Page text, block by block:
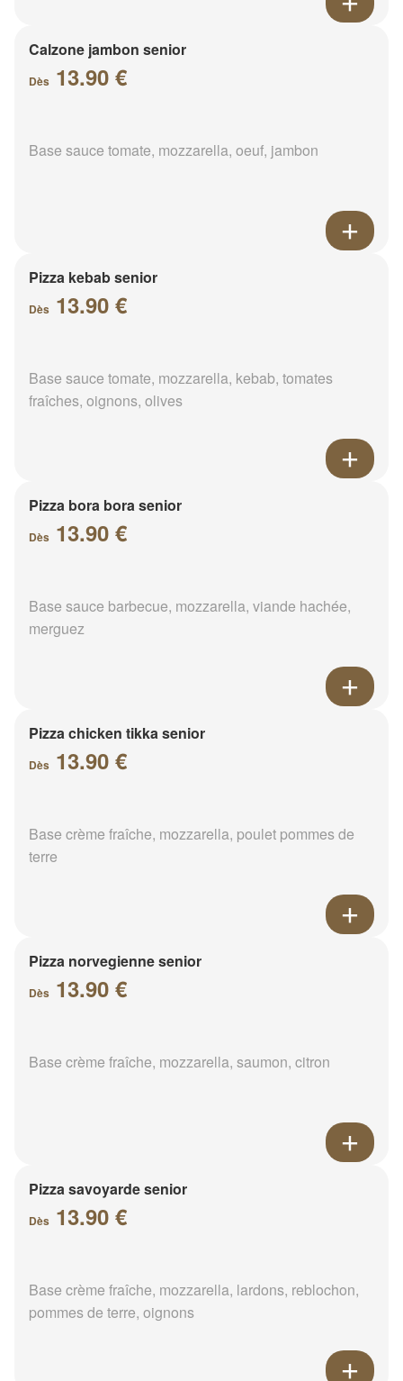
Calzone jambon senior
Dès 13.90 €
Base sauce tomate, mozzarella, oeuf, jambon
Pizza kebab senior
Dès 13.90 €
Base sauce tomate, mozzarella, kebab, tomates
fraîches, oignons, olives
Pizza bora bora senior
Dès 13.90 €
Base sauce barbecue, mozzarella, viande hachée,
merguez
Pizza chicken tikka senior
Dès 13.90 €
Base crème fraîche, mozzarella, poulet pommes de
terre
Pizza norvegienne senior
Dès 13.90 €
Base crème fraîche, mozzarella, saumon, citron
Pizza savoyarde senior
Dès 13.90 €
Base crème fraîche, mozzarella, lardons, reblochon,
pommes de terre, oignons